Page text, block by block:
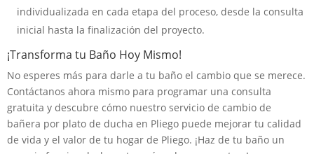
individualizada en cada etapa del proceso, desde la consulta
inicial hasta la finalización del proyecto.
¡Transforma tu Baño Hoy Mismo!
No esperes más para darle a tu baño el cambio que se merece.
Contáctanos ahora mismo para programar una consulta
gratuita y descubre cómo nuestro servicio de cambio de
bañera por plato de ducha en Pliego puede mejorar tu calidad
de vida y el valor de tu hogar de Pliego. ¡Haz de tu baño un